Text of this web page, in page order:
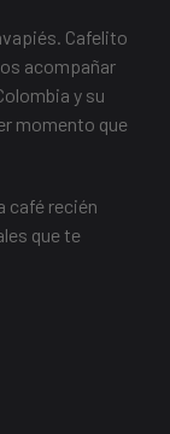
Cafelito
acompañar
y su
momento que
café recién
que te